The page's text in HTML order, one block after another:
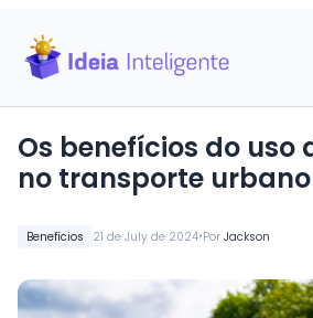
Benefícios 21 de July de 2024•Por Jackson
Os benefícios do uso
no transporte